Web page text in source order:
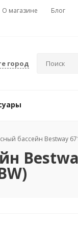
О магазине Блог
город
бассейн Bestway